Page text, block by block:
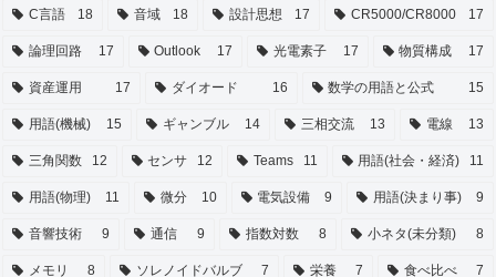
C言語 18 音域 18 設計思想 17 CR5000/CR8000 17
論理回路 17 Outlook 17 光電素子 17 物質構成 17
資産運用 17 ダイオード 16 数学の用語と公式 15
用語(機械) 15 ギャンブル 14 三相交流 13 電線 13
三角関数 12 センサ 12 Teams 11 用語(社会・経済) 11
用語(物理) 11 微分 10 電気設備 9 用語(決まり事) 9
音響技術 9 通信 9 指数対数 8 小ネタ(未分類) 8
メモリ 8 ソレノイドバルブ 7 栄養 7 食べ比べ 7